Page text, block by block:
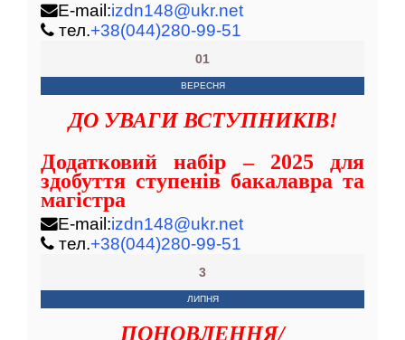
E-mail:izdn148@ukr.net
тел.+38(044)280-99-51
01
ВЕРЕСНЯ
ДО УВАГИ ВСТУПНИКІВ!
Додатковий набір – 2025 для
здобуття ступенів бакалавра та
магістра
E-mail:izdn148@ukr.net
тел.+38(044)280-99-51
3
ЛИПНЯ
ПОНОВЛЕННЯ/